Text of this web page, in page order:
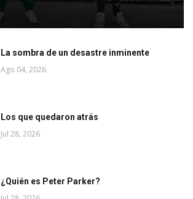
La sombra de un desastre inminente
Ago 04, 2026
Los que quedaron atrás
Jul 28, 2026
¿Quién es Peter Parker?